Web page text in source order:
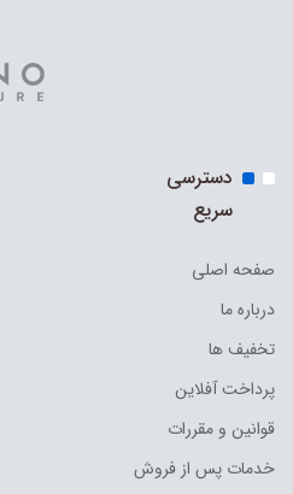
دسترسی
سریع
صفحه اصلی
درباره ما
تخفیف ها
پرداخت آفلاین
قوانین و مقررات
خدمات پس از فروش